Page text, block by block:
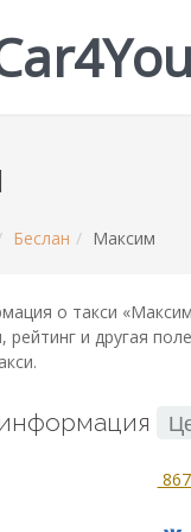
Беслан Максим
о такси
рейтинг и другая